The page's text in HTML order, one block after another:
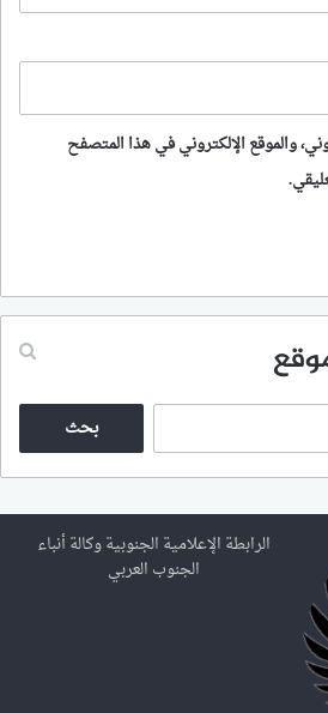
والموقع الإلكتروني في هذا المتصفح
ث
ع
ن
الرابطة الإعلامية الجنوبية وكالة أنباء
الجنوب العربي